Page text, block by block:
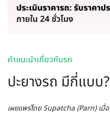
คำแนะนำเกี่ยวกับรถ
ปะยางรถ มีกี่แบบ?
เผยแพร่โดยSupatcha (Parn) เมื่อ